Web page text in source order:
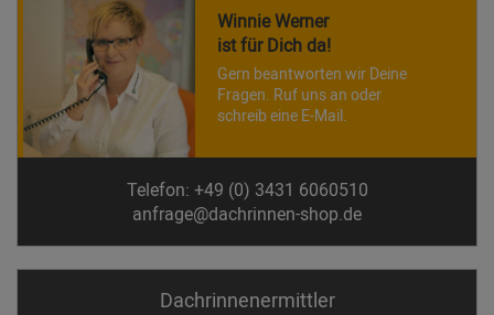
Winnie Werner
ist für Dich da!
Gern beantworten wir Deine
Fragen. Ruf uns an oder
schreib eine E-Mail.
Telefon: +49 (0) 3431 6060510
anfrage@dachrinnen-shop.de
Dachrinnen­ermittler